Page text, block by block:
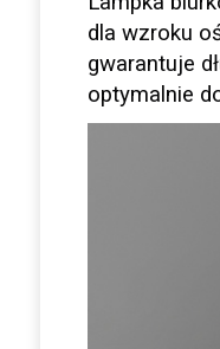
dla wzroku
gwarantuje
optymalnie